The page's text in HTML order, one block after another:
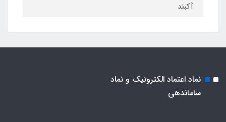
آکبند
نماد اعتماد الکترونیک و نماد
ساماندهی